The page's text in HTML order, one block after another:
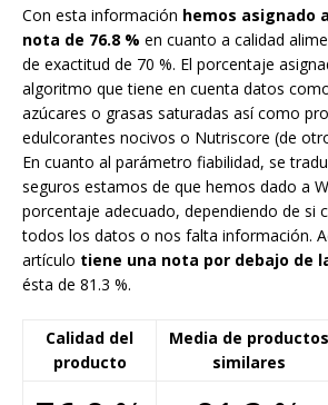
Con esta información hemos asignado
nota de 76.8 % en cuanto a calidad
de exactitud de 70 %. El porcentaje
algoritmo que tiene en cuenta datos
azúcares o grasas saturadas así como
edulcorantes nocivos o Nutriscore (de
En cuanto al parámetro fiabilidad, se
seguros estamos de que hemos dado a
porcentaje adecuado, dependiendo de si
todos los datos o nos falta información.
artículo tiene una nota por debajo de
ésta de 81.3 %.
Calidad del
producto
Media de productos
similares